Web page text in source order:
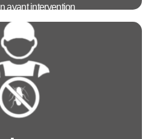
avant intervention
stratégie de traitement sur